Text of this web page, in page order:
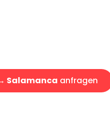
Salamanca anfragen